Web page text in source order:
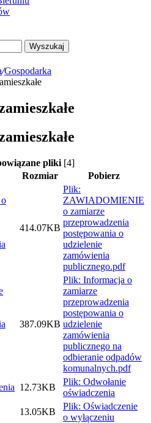
Wyszukaj
/Gospodarka
pliki [4]
Rozmiar Pobierz
414.07KB
Plik:
ZAWIADOMIENIE
o zamiarze
przeprowadzenia
postępowania o
udzielenie
zamówienia
publicznego.pdf
387.09KB
Plik: Informacja o
zamiarze
przeprowadzenia
postępowania o
udzielenie
zamówienia
publicznego na
odbieranie odpadów
komunalnych.pdf
12.73KB
Plik: Odwołanie
oświadczenia
13.05KB
Plik: Oświadczenie
o wyłączeniu